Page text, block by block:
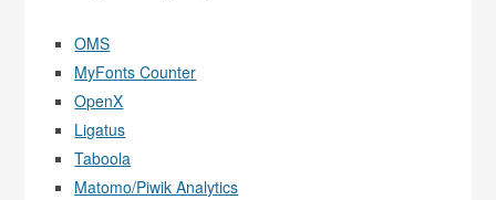
OMS
MyFonts Counter
OpenX
Ligatus
Taboola
Matomo/Piwik Analytics